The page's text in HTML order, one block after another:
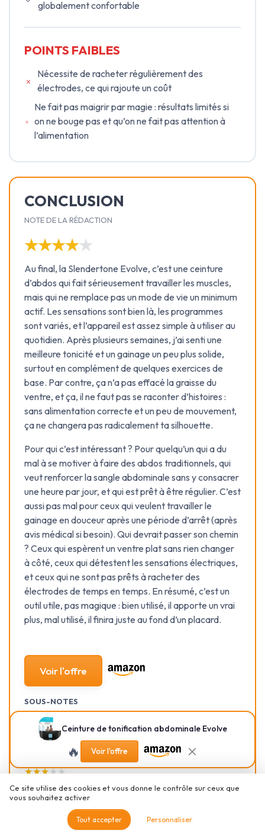
globalement confortable
POINTS FAIBLES
Nécessite de racheter régulièrement des
électrodes, ce qui rajoute un coût
Ne fait pas maigrir par magie : résultats limités si
on ne bouge pas et qu’on ne fait pas attention à
l’alimentation
CONCLUSION
NOTE DE LA RÉDACTION
★★★★★
★★★★★
Au final, la Slendertone Evolve, c’est une ceinture
d’abdos qui fait sérieusement travailler les muscles,
mais qui ne remplace pas un mode de vie un minimum
actif. Les sensations sont bien là, les programmes
sont variés, et l’appareil est assez simple à utiliser au
quotidien. Après plusieurs semaines, j’ai senti une
meilleure tonicité et un gainage un peu plus solide,
surtout en complément de quelques exercices de
base. Par contre, ça n’a pas effacé la graisse du
ventre, et ça, il ne faut pas se raconter d’histoires :
sans alimentation correcte et un peu de mouvement,
ça ne changera pas radicalement ta silhouette.
Pour qui c’est intéressant ? Pour quelqu’un qui a du
mal à se motiver à faire des abdos traditionnels, qui
veut renforcer la sangle abdominale sans y consacrer
une heure par jour, et qui est prêt à être régulier. C’est
aussi pas mal pour ceux qui veulent travailler le
gainage en douceur après une période d’arrêt (après
avis médical si besoin). Qui devrait passer son chemin
? Ceux qui espèrent un ventre plat sans rien changer
à côté, ceux qui détestent les sensations électriques,
et ceux qui ne sont pas prêts à racheter des
électrodes de temps en temps. En résumé, c’est un
outil utile, pas magique : bien utilisé, il apporte un vrai
plus, mal utilisé, il finira juste au fond d’un placard.
Voir l'offre
SOUS-NOTES
RAPPORT QUALITÉ-PRIX :
INTÉRESSANT SI TU ES
VRAIMENT MOTIVÉ À T’EN
★★★★★
★★★★★
PENSÉ POUR ÊTRE DISCRET
★★★★★
★★★★★
AUTONOMIE ET RECHARGE :
BRANCHER TOUS LES JOURS
CONFORT ET SENSATIONS
★★★★★
★★★★★
Ceinture de tonification abdominale Evolve
🔥 Voir l'offre
Ce site utilise des cookies et vous donne le contrôle sur ceux que
vous souhaitez activer
Tout accepter Personnaliser